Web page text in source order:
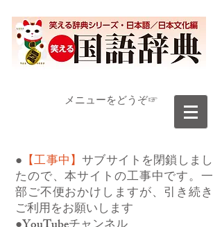
​メニューをどうぞ☞
● 【工事中】サブサイトを閉鎖しまし
たので、本サイトの工事中です。一
部ご不便おかけしますが、引き続き
ご利用をお願いします